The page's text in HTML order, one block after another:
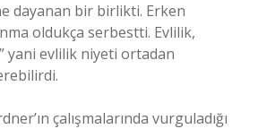
dayanan bir birlikti. Erken
oldukça serbestti. Evlilik,
yani evlilik niyeti ortadan
çalışmalarında vurguladığı